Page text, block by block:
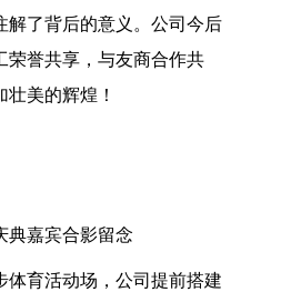
解了背后的意义。公司今后
荣誉共享，与友商合作共
美的辉煌！
典嘉宾合影留念
体育活动场，公司提前搭建